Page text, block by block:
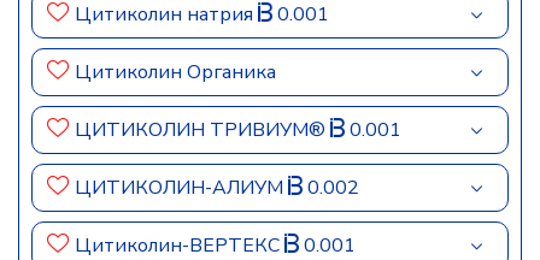
Цитиколин натрия 0.001
Цитиколин Органика
ЦИТИКОЛИН ТРИВИУМ® 0.001
ЦИТИКОЛИН-АЛИУМ 0.002
Цитиколин-ВЕРТЕКС 0.001